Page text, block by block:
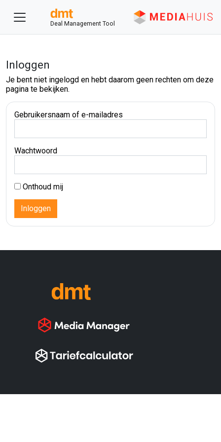
Deal Management Tool
Inloggen
Je bent niet ingelogd en hebt daarom geen rechten om deze
pagina te bekijken.
Gebruikersnaam of e-mailadres
Wachtwoord
Onthoud mij